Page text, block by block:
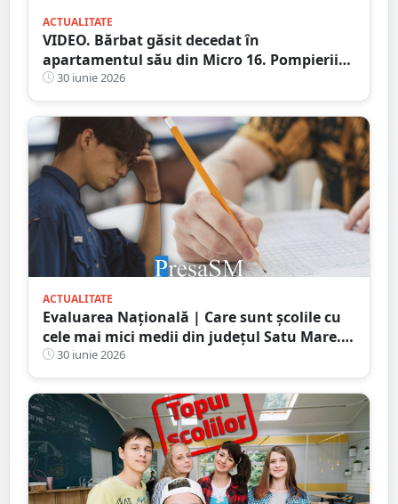
ACTUALITATE
VIDEO. Bărbat găsit decedat în
apartamentul său din Micro 16. Pompierii
au pătruns prin balcon
30 iunie 2026
ACTUALITATE
Evaluarea Națională | Care sunt școlile cu
cele mai mici medii din județul Satu Mare.
Rezultatele arată decalaje importante între
unitățile de învățământ
30 iunie 2026